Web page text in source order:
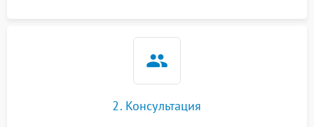
2. Консультация